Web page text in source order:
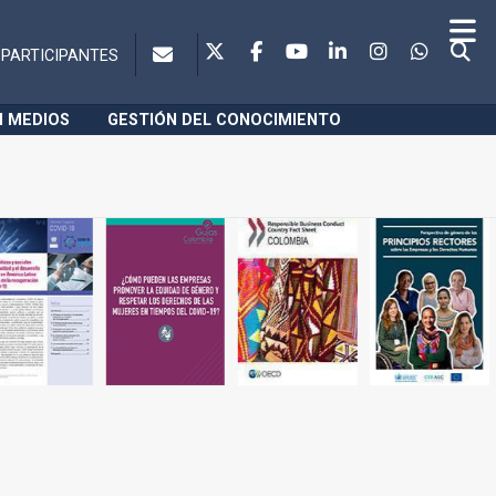
PARTICIPANTES
MEDIOS GESTIÓN DEL CONOCIMIENTO